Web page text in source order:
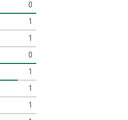
0
1
1
0
1
1
1